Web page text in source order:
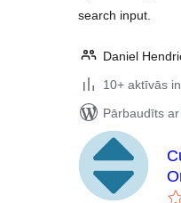
search input.
Daniel
10+ aktīvās
Pārbaudīts